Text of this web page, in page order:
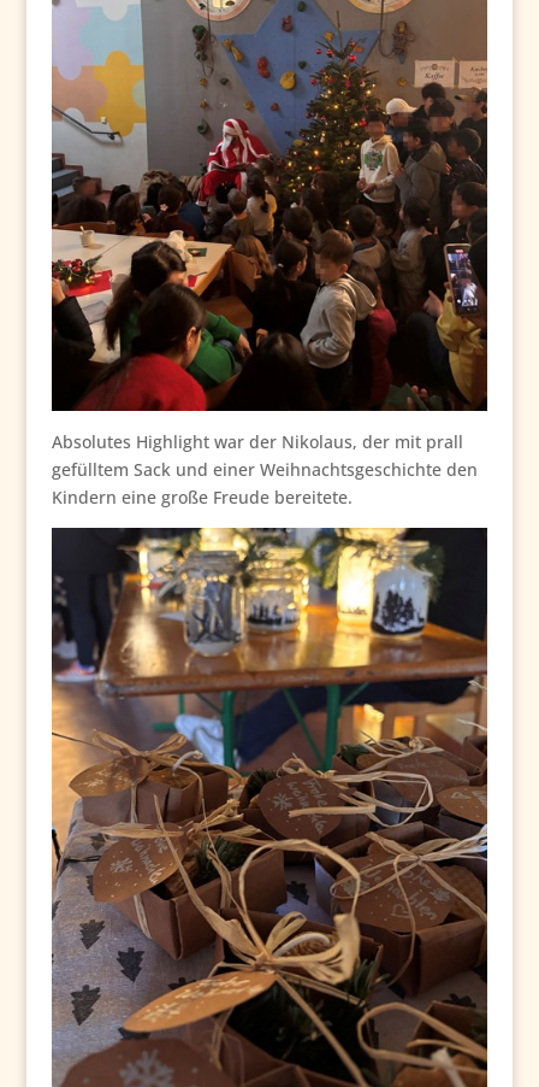
Absolutes Highlight war der Nikolaus, der mit prall
gefülltem Sack und einer Weihnachtsgeschichte den
Kindern eine große Freude bereitete.